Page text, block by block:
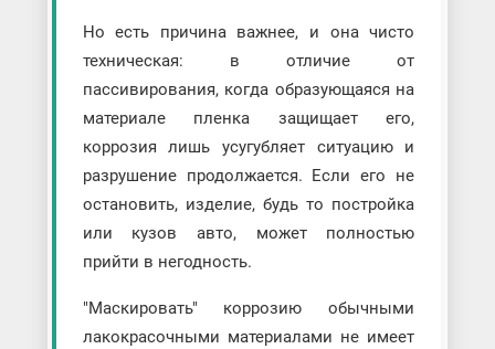
Но есть причина важнее, и она чисто
техническая: в отличие от
пассивирования, когда образующаяся на
материале пленка защищает его,
коррозия лишь усугубляет ситуацию и
разрушение продолжается. Если его не
остановить, изделие, будь то постройка
или кузов авто, может полностью
прийти в негодность.
"Маскировать" коррозию обычными
лакокрасочными материалами не имеет